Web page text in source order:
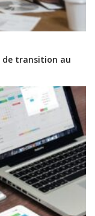
de transition au